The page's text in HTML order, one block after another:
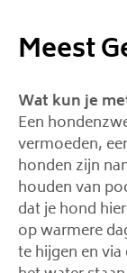
Meest
Wat kun je
Een
vermoeden,
honden zijn
houden van
dat je hond
op warmere
te hijgen en